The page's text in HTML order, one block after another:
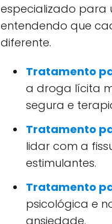
especializado para
entendendo que
diferente.
Tratamento
a droga lícita
segura e
Tratamento
lidar com a
estimulantes.
Tratamento
psicológica e
ansiedade.